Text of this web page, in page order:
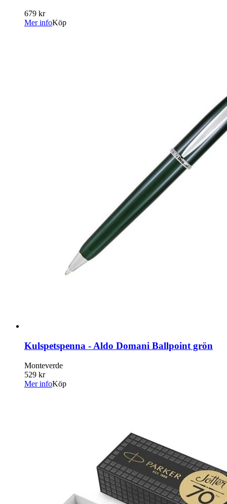
679 kr
Mer infoKöp
Kulspetspenna - Aldo Domani Ballpoint grön
Monteverde
529 kr
Mer infoKöp